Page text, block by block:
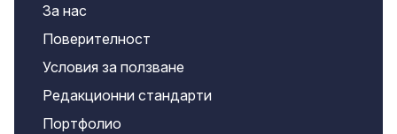
За нас
Поверителност
Условия за ползване
Редакционни стандарти
Портфолио